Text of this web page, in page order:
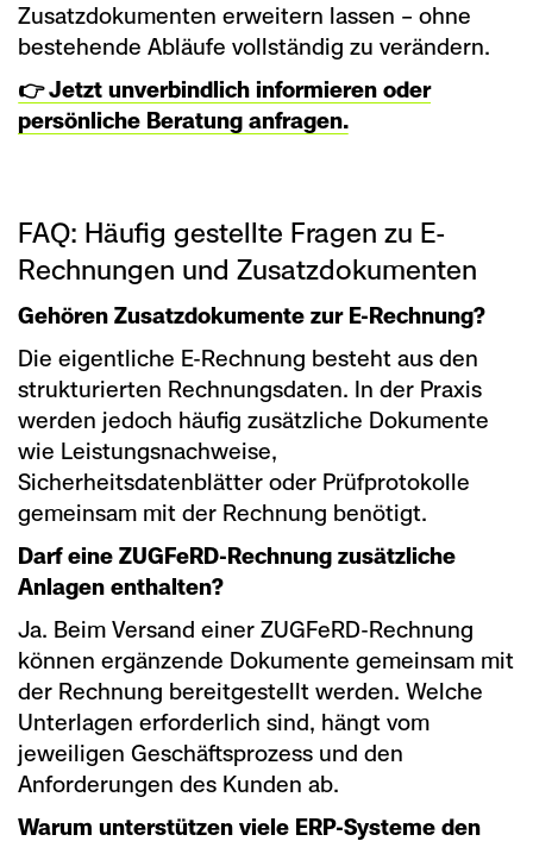
Zusatzdokumenten erweitern lassen – ohne
bestehende Abläufe vollständig zu verändern.
👉 Jetzt unverbindlich informieren oder
persönliche Beratung anfragen.
FAQ: Häufig gestellte Fragen zu E-
Rechnungen und Zusatzdokumenten
Gehören Zusatzdokumente zur E-Rechnung?
Die eigentliche E-Rechnung besteht aus den
strukturierten Rechnungsdaten. In der Praxis
werden jedoch häufig zusätzliche Dokumente
wie Leistungsnachweise,
Sicherheitsdatenblätter oder Prüfprotokolle
gemeinsam mit der Rechnung benötigt.
Darf eine ZUGFeRD-Rechnung zusätzliche
Anlagen enthalten?
Ja. Beim Versand einer ZUGFeRD-Rechnung
können ergänzende Dokumente gemeinsam mit
der Rechnung bereitgestellt werden. Welche
Unterlagen erforderlich sind, hängt vom
jeweiligen Geschäftsprozess und den
Anforderungen des Kunden ab.
Warum unterstützen viele ERP-Systeme den